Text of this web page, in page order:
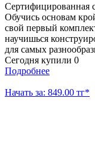
Сертифицированная
Обучись основам
свой первый
научишься
для самых
Сегодня купили 0
Подробнее
Начать за: 849.00 тг*